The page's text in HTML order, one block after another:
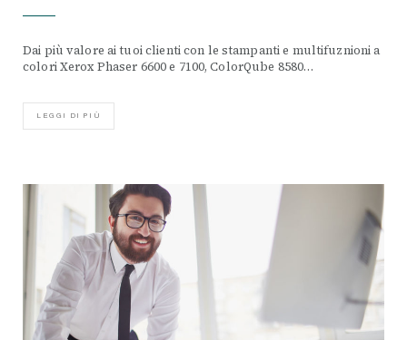
Dai più valore ai tuoi clienti con le stampanti e multifuznioni a
colori Xerox Phaser 6600 e 7100, ColorQube 8580…
LEGGI DI PIÙ